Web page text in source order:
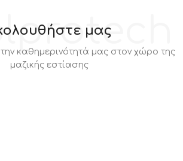
μας
καθημερινότητά μας στον χώρο της
μαζικής εστίασης